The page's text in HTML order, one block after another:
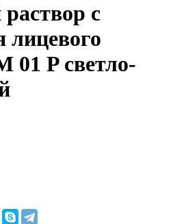
с
лицевого
01 P светло-